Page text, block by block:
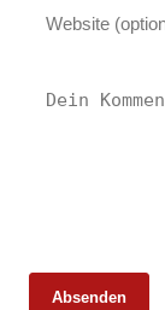
Absenden